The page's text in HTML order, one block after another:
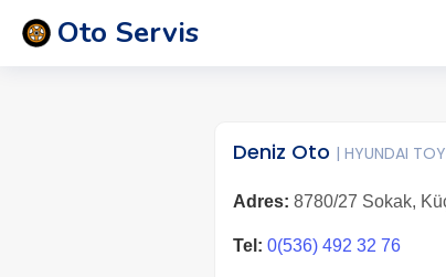
Oto Servis
Deniz Oto | HYUNDAI
Adres: 8780/27 Sokak,
Tel: 0(536) 492 32 76